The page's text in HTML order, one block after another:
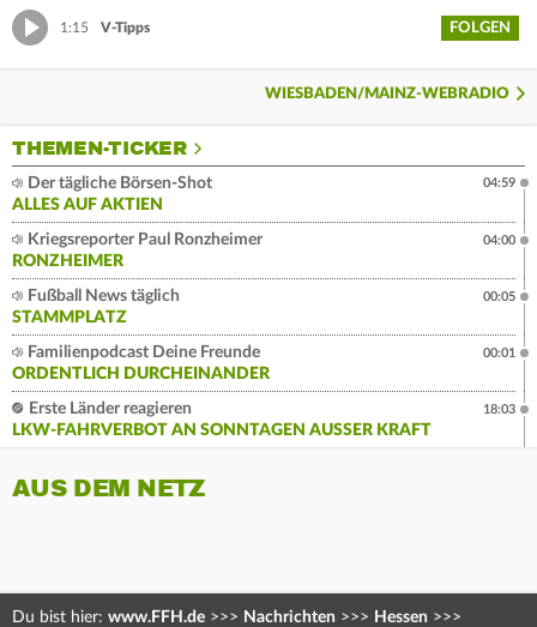
1:15 V-Tipps FOLGEN
WIESBADEN/MAINZ-WEBRADIO
THEMEN-TICKER
Der tägliche Börsen-Shot
ALLES AUF AKTIEN
04:59
Kriegsreporter Paul Ronzheimer
RONZHEIMER
04:00
Fußball News täglich
STAMMPLATZ
00:05
Familienpodcast Deine Freunde
ORDENTLICH DURCHEINANDER
00:01
Erste Länder reagieren
LKW-FAHRVERBOT AN SONNTAGEN AUSSER KRAFT
18:03
AUS DEM NETZ
Du bist hier: www.FFH.de >>> Nachrichten >>> Hessen >>>